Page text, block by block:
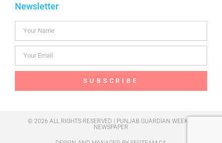
Newsletter
SUBSCRIBE
© 2026 ALL RIGHTS RESERVED | PUNJAB GUARDIAN WEEKLY
NEWSPAPER